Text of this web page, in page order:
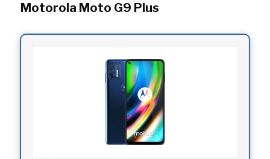
Motorola Moto G9 Plus